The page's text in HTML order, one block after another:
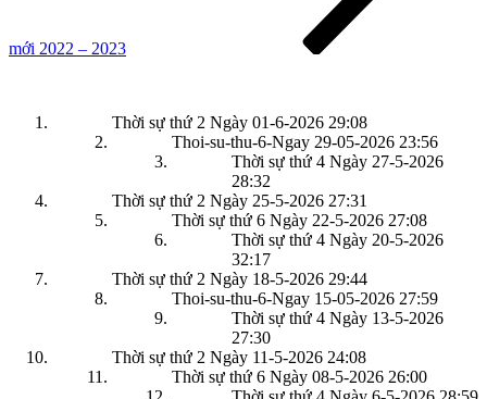
mới 2022 – 2023
Thời sự thứ 2 Ngày 01-6-2026 29:08
Thoi-su-thu-6-Ngay 29-05-2026 23:56
Thời sự thứ 4 Ngày 27-5-2026
28:32
Thời sự thứ 2 Ngày 25-5-2026 27:31
Thời sự thứ 6 Ngày 22-5-2026 27:08
Thời sự thứ 4 Ngày 20-5-2026
32:17
Thời sự thứ 2 Ngày 18-5-2026 29:44
Thoi-su-thu-6-Ngay 15-05-2026 27:59
Thời sự thứ 4 Ngày 13-5-2026
27:30
Thời sự thứ 2 Ngày 11-5-2026 24:08
Thời sự thứ 6 Ngày 08-5-2026 26:00